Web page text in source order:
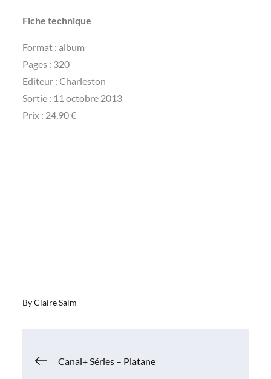
Fiche technique
Format : album
Pages : 320
Editeur : Charleston
Sortie : 11 octobre 2013
Prix : 24,90 €
ByClaire Saim
Navigation
Canal+ Séries – Platane